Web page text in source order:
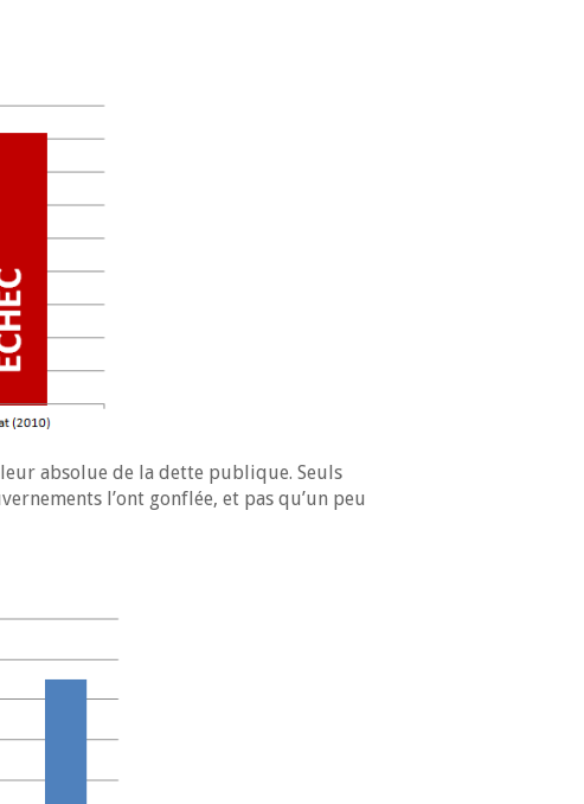
absolue de la dette publique. Seuls
l’ont gonflée, et pas qu’un peu